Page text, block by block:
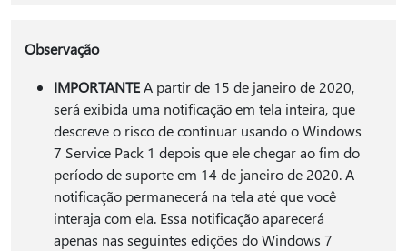
Observação
IMPORTANTEA partir de 15 de janeiro de 2020,
será exibida uma notificação em tela inteira, que
descreve o risco de continuar usando o Windows
7 Service Pack 1 depois que ele chegar ao fim do
período de suporte em 14 de janeiro de 2020. A
notificação permanecerá na tela até que você
interaja com ela. Essa notificação aparecerá
apenas nas seguintes edições do Windows 7